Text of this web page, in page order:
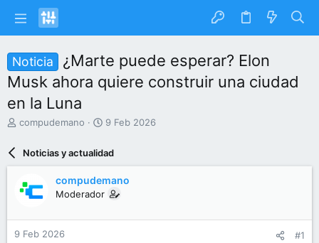
Noticia
¿Marte puede esperar? Elon
Musk ahora quiere construir una ciudad
en la Luna
I
a
r
d
compudemano
F
h
d
e
n
9 Feb 2026
Noticias y actualidad
compudemano
Moderador
9 Feb 2026 #1